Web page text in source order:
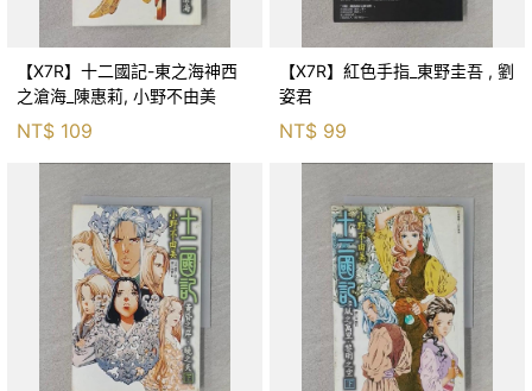
【X7R】十二國記-東之海神西
之滄海_陳惠莉, 小野不由美
NT$ 109
【X7R】紅色手指_東野圭吾 , 劉
姿君
NT$ 99